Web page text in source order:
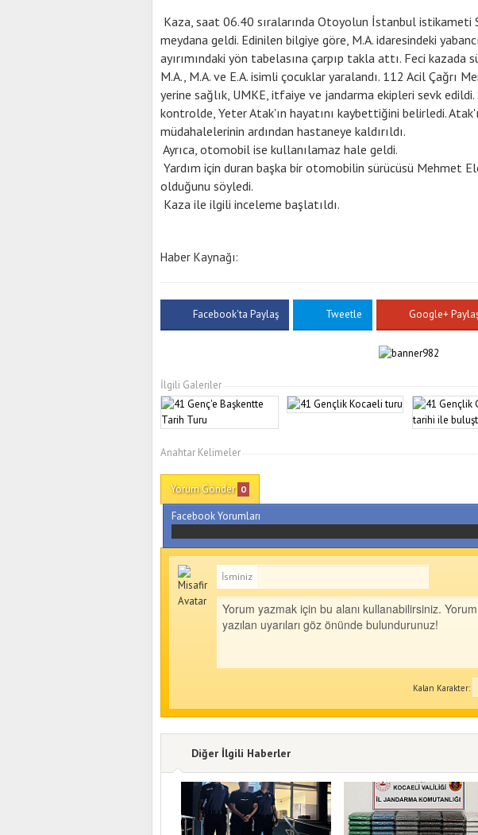
Kaza, saat 06.40 sıralarında Otoyolun İstanbul istikameti
meydana geldi. Edinilen bilgiye göre, M.A. idaresindeki
ayırımındaki yön tabelasına çarpıp takla attı. Feci kazada
M.A., M.A. ve E.A. isimli çocuklar yaralandı. 112 Acil Çağrı
yerine sağlık, UMKE, itfaiye ve jandarma ekipleri sevk edildi.
kontrolde, Yeter Atak'ın hayatını kaybettiğini belirledi.
müdahalelerinin ardından hastaneye kaldırıldı.
Ayrıca, otomobil ise kullanılamaz hale geldi.
Yardım için duran başka bir otomobilin sürücüsü Mehmet
olduğunu söyledi.
Kaza ile ilgili inceleme başlatıldı.
Haber Kaynağı:
Facebook'ta Paylaş Tweetle Google+
İlgili Galeriler
Anahtar Kelimeler
Yorum Gönder 0
Facebook Yorumları
İsminiz
Kalan Karakter:
Diğer İlgili Haberler